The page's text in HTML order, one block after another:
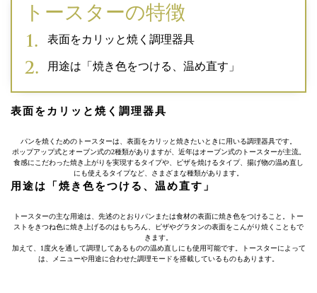
トースターの特徴
表面をカリッと焼く調理器具
用途は「焼き色をつける、温め直す」
表面をカリッと焼く調理器具
パンを焼くためのトースターは、表面をカリッと焼きたいときに用いる調理器具です。
ポップアップ式とオーブン式の2種類がありますが、近年はオーブン式のトースターが主流。
食感にこだわった焼き上がりを実現するタイプや、ピザを焼けるタイプ、揚げ物の温め直し
にも使えるタイプなど、さまざまな種類があります。
用途は「焼き色をつける、温め直す」
トースターの主な用途は、先述のとおりパンまたは食材の表面に焼き色をつけること。トー
ストをきつね色に焼き上げるのはもちろん、ピザやグラタンの表面をこんがり焼くこともで
きます。
加えて、1度火を通して調理してあるものの温め直しにも使用可能です。トースターによって
は、メニューや用途に合わせた調理モードを搭載しているものもあります。